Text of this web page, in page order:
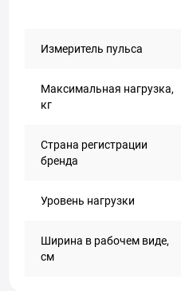
Измеритель пульса
Максимальная нагрузка,
кг
Страна регистрации
бренда
Уровень нагрузки
Ширина в рабочем виде,
см